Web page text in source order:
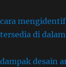
cara
tersedia di
dampak desain